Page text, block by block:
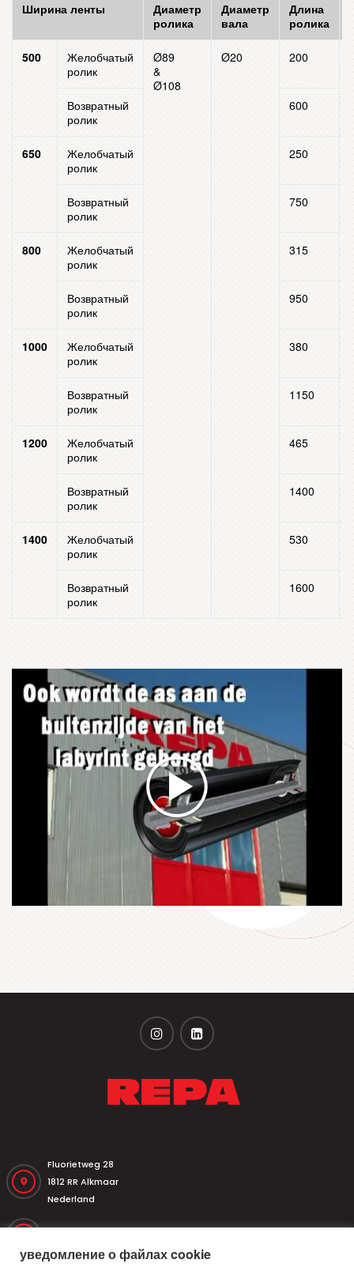
Ширина ленты
Диаметр
ролика
Диаметр
вала
Длина
ролика
500
Желобчатый
ролик
Ø89
&
Ø108
Ø20 200
Возвратный
ролик
600
650
Желобчатый
ролик
250
Возвратный
ролик
750
800
Желобчатый
ролик
315
Возвратный
ролик
950
1000
Желобчатый
ролик
380
Возвратный
ролик
1150
1200
Желобчатый
ролик
465
Возвратный
ролик
1400
1400
Желобчатый
ролик
530
Возвратный
ролик
1600
Fluorietweg 28
1812 RR Alkmaar
Nederland
уведомление о файлах cookie